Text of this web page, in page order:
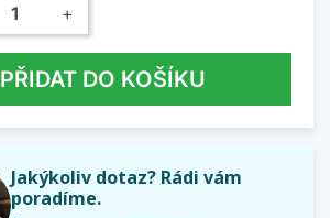
+
PŘIDAT DO KOŠÍKU
Jakýkoliv dotaz? Rádi vám
poradíme.